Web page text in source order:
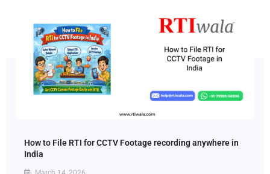
How to File RTI for CCTV Footage recording anywhere in
India